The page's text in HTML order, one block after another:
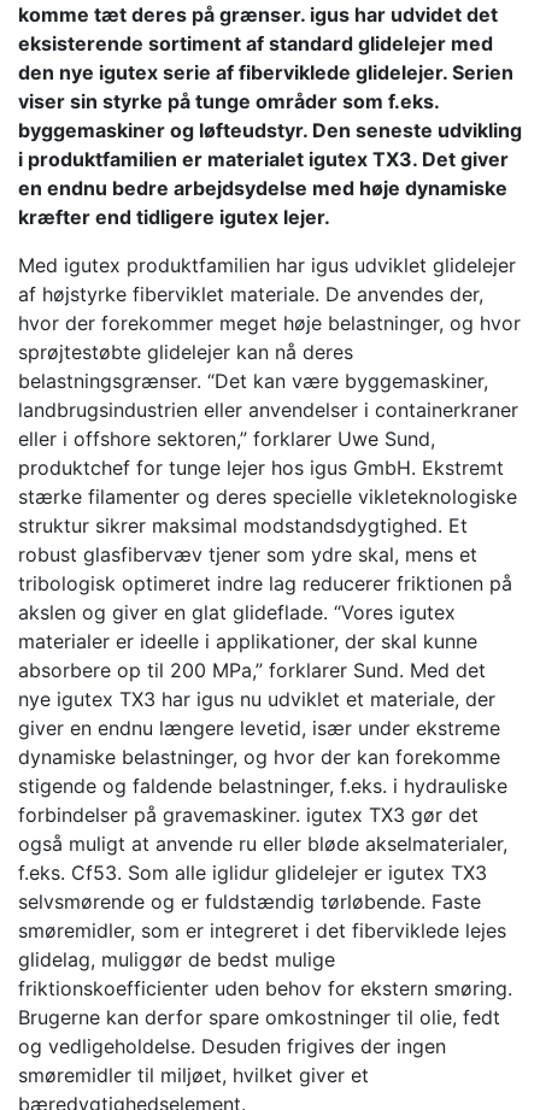
komme tæt deres på grænser. igus har udvidet det
eksisterende sortiment af standard glidelejer med
den nye igutex serie af fiberviklede glidelejer. Serien
viser sin styrke på tunge områder som f.eks.
byggemaskiner og løfteudstyr. Den seneste udvikling
i produktfamilien er materialet igutex TX3. Det giver
en endnu bedre arbejdsydelse med høje dynamiske
kræfter end tidligere igutex lejer.
Med igutex produktfamilien har igus udviklet glidelejer
af højstyrke fiberviklet materiale. De anvendes der,
hvor der forekommer meget høje belastninger, og hvor
sprøjtestøbte glidelejer kan nå deres
belastningsgrænser. “Det kan være byggemaskiner,
landbrugsindustrien eller anvendelser i containerkraner
eller i offshore sektoren,” forklarer Uwe Sund,
produktchef for tunge lejer hos igus GmbH. Ekstremt
stærke filamenter og deres specielle vikleteknologiske
struktur sikrer maksimal modstandsdygtighed. Et
robust glasfibervæv tjener som ydre skal, mens et
tribologisk optimeret indre lag reducerer friktionen på
akslen og giver en glat glideflade. “Vores igutex
materialer er ideelle i applikationer, der skal kunne
absorbere op til 200 MPa,” forklarer Sund. Med det
nye igutex TX3 har igus nu udviklet et materiale, der
giver en endnu længere levetid, især under ekstreme
dynamiske belastninger, og hvor der kan forekomme
stigende og faldende belastninger, f.eks. i hydrauliske
forbindelser på gravemaskiner. igutex TX3 gør det
også muligt at anvende ru eller bløde akselmaterialer,
f.eks. Cf53. Som alle iglidur glidelejer er igutex TX3
selvsmørende og er fuldstændig tørløbende. Faste
smøremidler, som er integreret i det fiberviklede lejes
glidelag, muliggør de bedst mulige
friktionskoefficienter uden behov for ekstern smøring.
Brugerne kan derfor spare omkostninger til olie, fedt
og vedligeholdelse. Desuden frigives der ingen
smøremidler til miljøet, hvilket giver et
bæredygtighedselement.